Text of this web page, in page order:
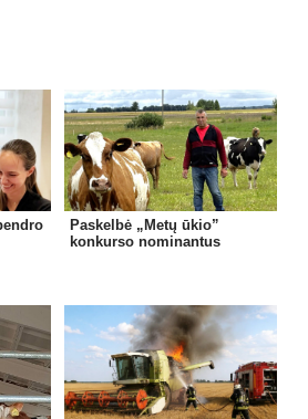
Paskelbė „Metų ūkio”
konkurso nominantus